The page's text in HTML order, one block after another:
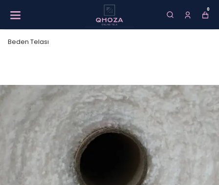
0
Beden Telası